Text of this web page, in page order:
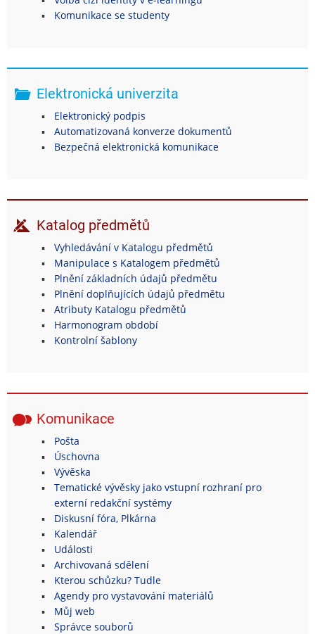
Komunikace se studenty
Elektronická univerzita
Elektronický podpis
Automatizovaná konverze dokumentů
Bezpečná elektronická komunikace
Katalog předmětů
Vyhledávání v Katalogu předmětů
Manipulace s Katalogem předmětů
Plnění základních údajů předmětu
Plnění doplňujících údajů předmětu
Atributy Katalogu předmětů
Harmonogram období
Kontrolní šablony
Komunikace
Pošta
Úschovna
Vývěska
Tematické vývěsky jako vstupní rozhraní pro
externí redakční systémy
Diskusní fóra, Plkárna
Kalendář
Události
Archivovaná sdělení
Kterou schůzku? Tudle
Agendy pro vystavování materiálů
Můj web
Správce souborů